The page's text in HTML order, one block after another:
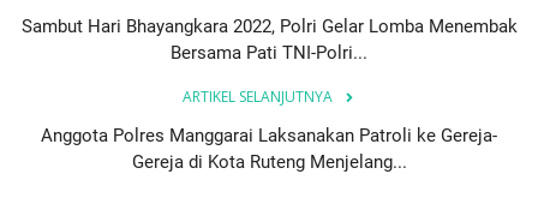
Sambut Hari Bhayangkara 2022, Polri Gelar Lomba Menembak
Bersama Pati TNI-Polri...
ARTIKEL SELANJUTNYA
Anggota Polres Manggarai Laksanakan Patroli ke Gereja-
Gereja di Kota Ruteng Menjelang...